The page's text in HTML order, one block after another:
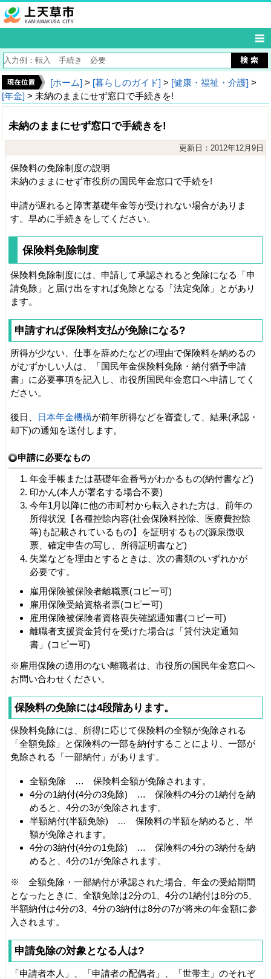
[ホーム] > [暮らしのガイド] > [健康・福祉・介護] >
[年金] > 未納のままにせず窓口で手続きを!
未納のままにせず窓口で手続きを!
更新日：2012年12月9日
保険料の免除制度の説明
未納のままにせず市役所の国民年金窓口で手続を!
申請が遅れると障害基礎年金等が受けれない場合がありま
す。早めに手続きをしてください。
保険料免除制度
保険料免除制度には、申請して承認されると免除になる「申
請免除」と届け出をすれば免除となる「法定免除」とがあり
ます。
申請すれば保険料支払が免除になる?
所得が少ない、仕事を辞めたなどの理由で保険料を納めるの
がむずかしい人は、「国民年金保険料免除・納付猶予申請
書」に必要事項を記入し、市役所国民年金窓口へ申請してく
ださい。
後日、 日本年金機構が前年所得などを審査して、結果(承認・
却下)の通知を送付します。
申請に必要なもの
年金手帳または基礎年金番号がわかるもの(納付書など)
印かん(本人が署名する場合不要)
今年1月以降に他の市町村から転入された方は、前年の
所得状況【各種控除内容(社会保険料控除、医療費控除
等)も記載されているもの】を証明するもの(源泉徴収
票、確定申告の写し、所得証明書など)
失業などを理由とするときは、次の書類のいずれかが
必要です。
雇用保険被保険者離職票(コピー可)
雇用保険受給資格者票(コピー可)
雇用保険被保険者資格喪失確認通知書(コピー可)
離職者支援資金貸付を受けた場合は「貸付決定通知
書」(コピー可)
※雇用保険の適用のない離職者は、市役所の国民年金窓口へ
お問い合わせください。
保険料の免除には4段階あります。
保険料免除には、所得に応じて保険料の全額が免除される
「全額免除」と保険料の一部を納付することにより、一部が
免除される「一部納付」があります。
全額免除 … 保険料全額が免除されます。
4分の1納付(4分の3免除) … 保険料の4分の1納付を納
めると、4分の3が免除されます。
半額納付(半額免除) … 保険料の半額を納めると、半
額が免除されます。
4分の3納付(4分の1免除) … 保険料の4分の3納付を納
めると、4分の1が免除されます。
※ 全額免除・一部納付が承認された場合、年金の受給期間
となったときに、全額免除は2分の1、4分の1納付は8分の5、
半額納付は4分の3、4分の3納付は8分の7が将来の年金額に参
入されます。
申請免除の対象となる人は?
「申請者本人」、「申請者の配偶者」、「世帯主」のそれぞ